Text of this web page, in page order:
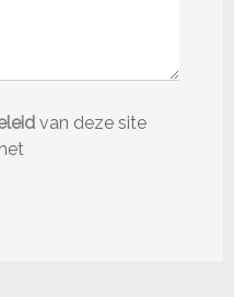
van deze site